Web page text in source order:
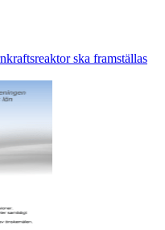
ska framställas